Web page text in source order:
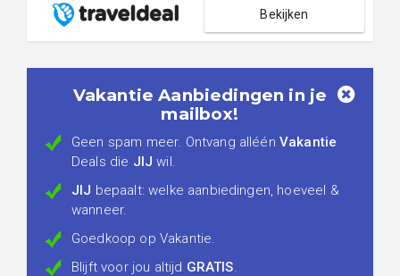
Bekijken
Vakantie Aanbiedingen in je
mailbox!
Geen spam meer. Ontvang alléén Vakantie
Deals die JIJ wil.
JIJ bepaalt: welke aanbiedingen, hoeveel &
wanneer.
Goedkoop op Vakantie.
Blijft voor jou altijd GRATIS.